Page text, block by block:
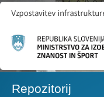
Repozitorij